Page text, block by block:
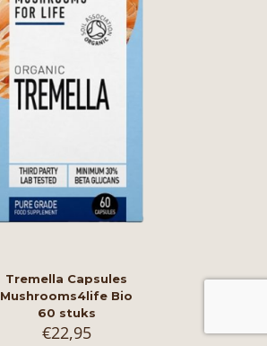
Tremella Capsules
Mushrooms4life Bio
60 stuks
€22,95